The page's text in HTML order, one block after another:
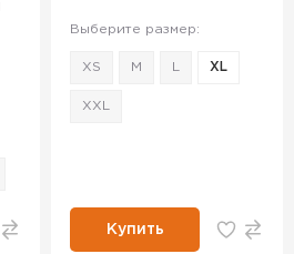
Выберите размер:
XS M XL
XXL
Купить